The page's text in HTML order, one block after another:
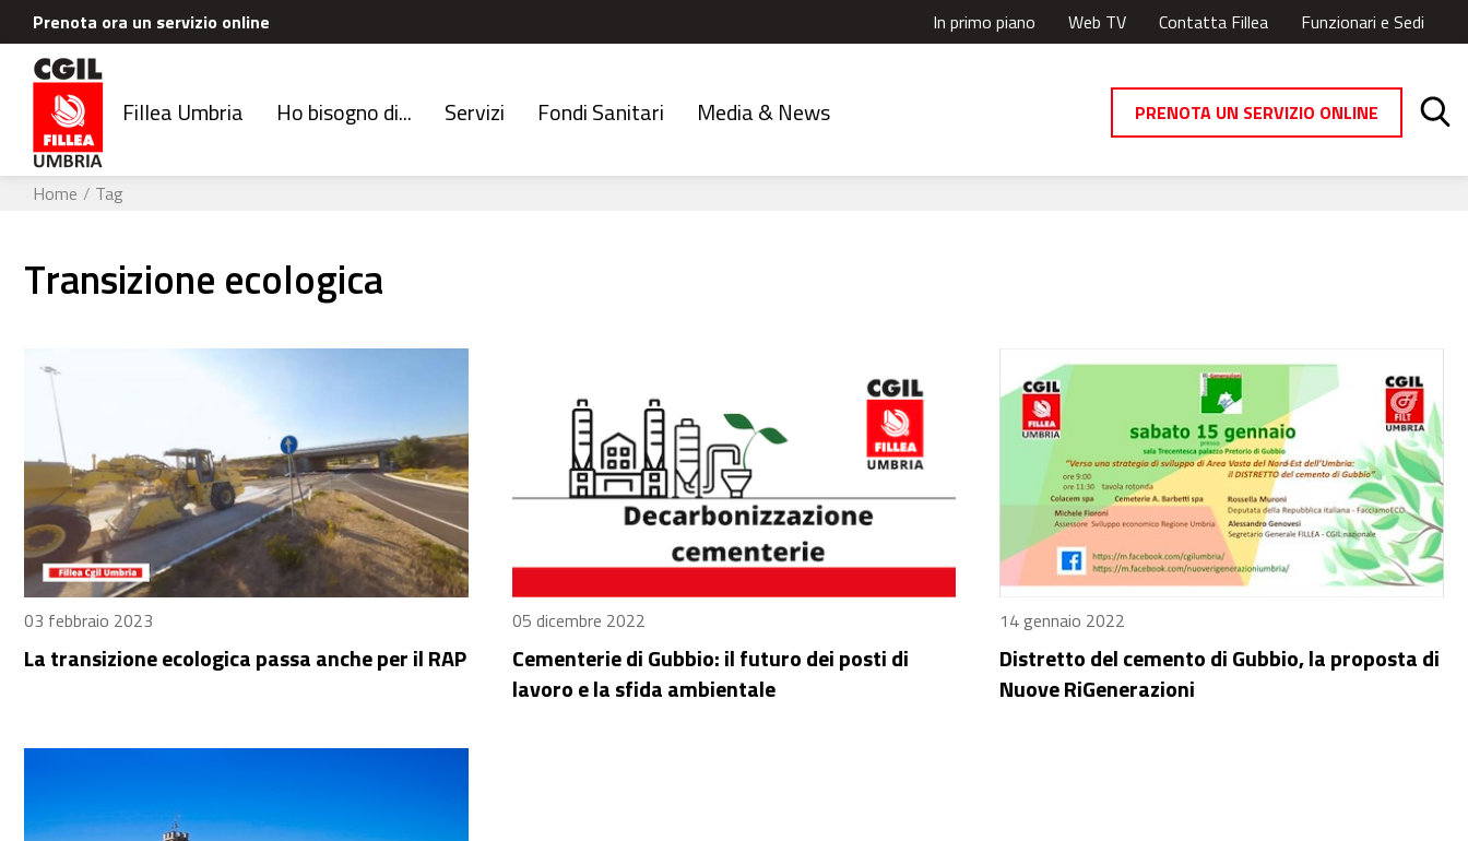
Prenota ora un servizio online In primo piano Web TV Contatta Fillea Funzionari e Sedi
Fillea Umbria Ho bisogno di... Servizi Fondi Sanitari Media & News PRENOTA UN SERVIZIO ONLINE
Home Tag
transizione ecologica
03 febbraio 2023
La transizione ecologica passa anche per il RAP
05 dicembre 2022
Cementerie di Gubbio: il futuro dei posti di
lavoro e la sfida ambientale
14 gennaio 2022
Distretto del cemento di Gubbio, la proposta di
Nuove RiGenerazioni